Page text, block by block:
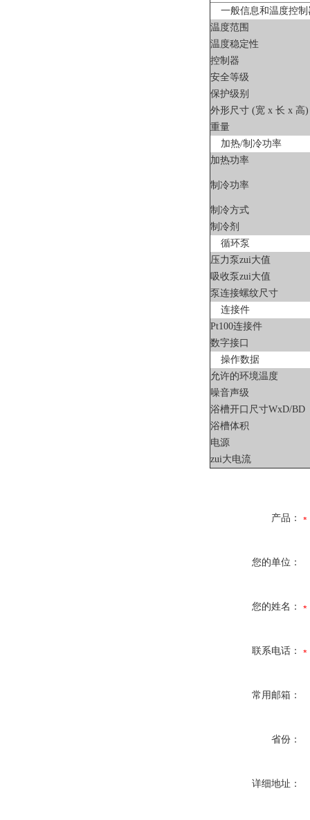
一般信息和温度控
温度范围
温度稳定性
控制器
安全等级
保护级别
外形尺寸 (宽 x 长 x 高)
重量
加热/制冷功率
加热功率
制冷功率
制冷方式
制冷剂
循环泵
压力泵zui大值
吸收泵zui大值
泵连接螺纹尺寸
连接件
Pt100连接件
数字接口
操作数据
允许的环境温度
噪音声级
浴槽开口尺寸WxD/BD
浴槽体积
电源
zui大电流
产品：
您的单位：
您的姓名：
联系电话：
常用邮箱：
省份：
详细地址：